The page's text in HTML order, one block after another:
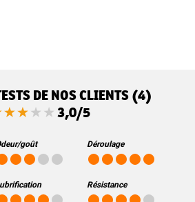
DE NOS CLIENTS (4)
3,0/5
goût Déroulage
Résistance